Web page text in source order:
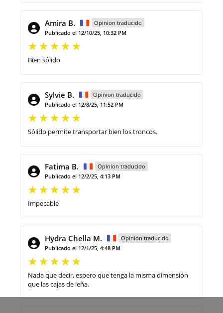
Amira B.
Opinion traducido
Publicado el 12/10/25, 10:32 PM
Bien sólido
Sylvie B.
Opinion traducido
Publicado el 12/8/25, 11:52 PM
Sólido permite transportar bien los troncos.
Fatima B.
Opinion traducido
Publicado el 12/2/25, 4:13 PM
Impecable
Hydra Chella M.
Opinion traducido
Publicado el 12/1/25, 4:48 PM
Nada que decir, espero que tenga la misma dimensión
que las cajas de leña.